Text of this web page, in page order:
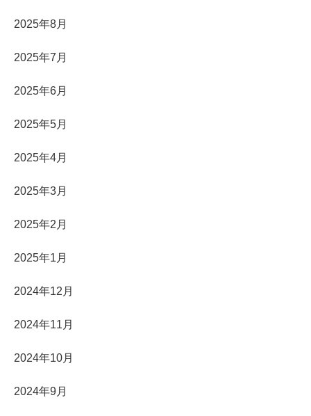
2025年8月
2025年7月
2025年6月
2025年5月
2025年4月
2025年3月
2025年2月
2025年1月
2024年12月
2024年11月
2024年10月
2024年9月